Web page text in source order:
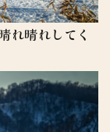
れ晴れしてく